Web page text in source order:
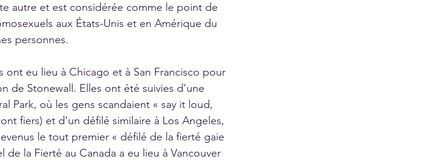
autre et est considérée comme le point de
aux États-Unis et en Amérique du
personnes.
ont eu lieu à Chicago et à San Francisco pour
de Stonewall. Elles ont été suivies d’une
Park, où les gens scandaient « say it loud,
fiers) et d’un défilé similaire à Los Angeles,
le tout premier « défilé de la fierté gaie
la Fierté au Canada a eu lieu à Vancouver